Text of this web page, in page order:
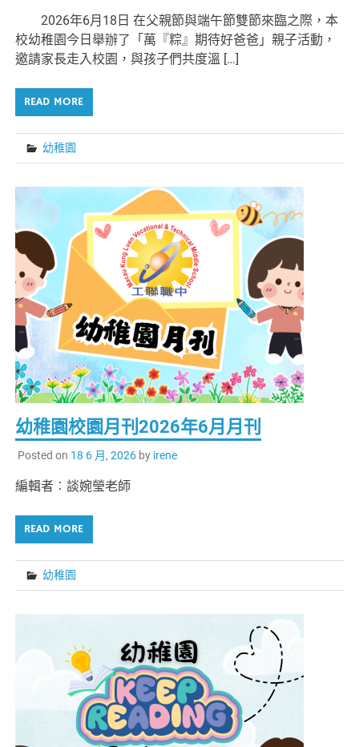
2026年6月18日 在父親節與端午節雙節來臨之際，本
校幼稚園今日舉辦了「萬『粽』期待好爸爸」親子活動，
邀請家長走入校園，與孩子們共度溫 […]
READ MORE
幼稚園
幼稚園校園月刊2026年6月月刊
Posted on 18 6 月, 2026by irene
編輯者︰談婉瑩老師
READ MORE
幼稚園